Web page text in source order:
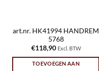
art.nr. HK41994 HANDREM
5768
€118,90 Excl. BTW
TOEVOEGEN AAN